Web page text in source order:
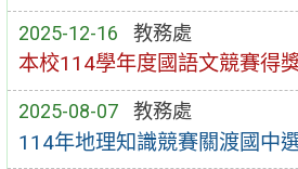
2025-12-16 教務處
本校114學年度國語文競賽得
2025-08-07 教務處
114年地理知識競賽關渡國中